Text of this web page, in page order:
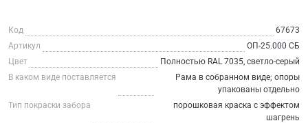
Код
67673
Артикул
ОП-25.000 СБ
Цвет
Полностью RAL 7035, светло-серый
В каком виде поставляется
Рама в собранном виде; опоры
упакованы отдельно
Тип покраски забора
порошковая краска с эффектом
шагрень